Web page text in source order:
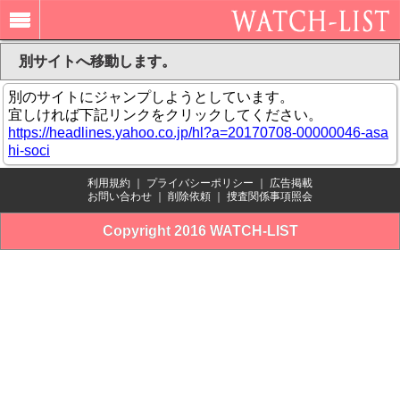
別サイトへ移動します。
別のサイトにジャンプしようとしています。
宜しければ下記リンクをクリックしてください。
https://headlines.yahoo.co.jp/hl?a=20170708-00000046-asa
hi-soci
利用規約 プライバシーポリシー
広告掲載
お問い合わせ
削除依頼 捜査関係事項照会
Copyright 2016 WATCH-LIST